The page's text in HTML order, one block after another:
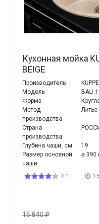
Кухонная мойка
BEIGE
Производитель
Модель
BALI
Форма
Метод
производства
Литье
Страна
производства
Глубина чаши, см
19
Размер основной
чаши
⌀ 390
4.1 15
15 840₽